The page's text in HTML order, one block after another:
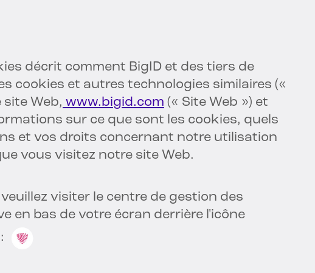
décrit comment BigID et des tiers de
cookies et autres technologies similaires («
Web, www.bigid.com (« Site Web ») et
sur ce que sont les cookies, quels
et vos droits concernant notre utilisation
vous visitez notre site Web.
visiter le centre de gestion des
en bas de votre écran derrière l'icône